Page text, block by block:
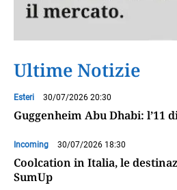
Ultime Notizie
Esteri 30/07/2026 20:30
Guggenheim Abu Dhabi: l’11
Incoming 30/07/2026 18:30
Coolcation in Italia, le
SumUp